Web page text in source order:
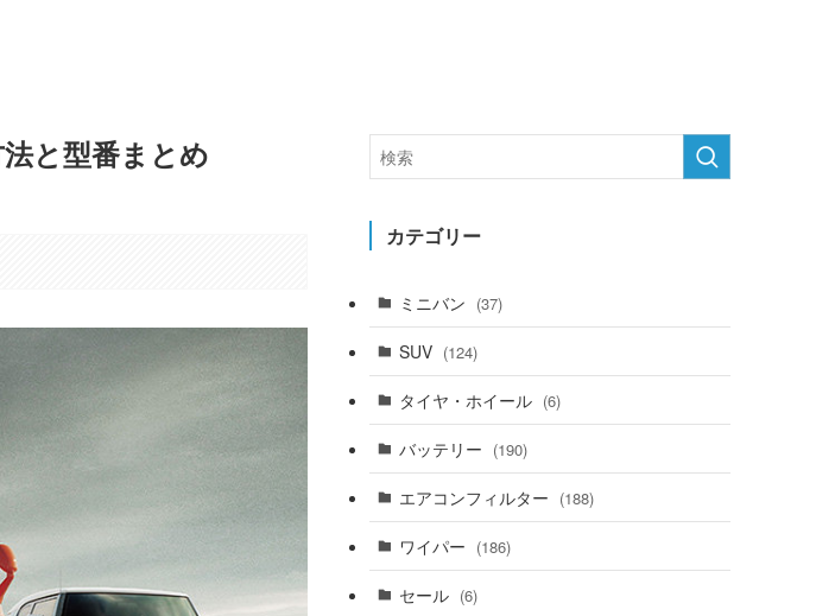
と型番まとめ
カテゴリー
ミニバン (37)
SUV (124)
タイヤ・ホイール (6)
バッテリー (190)
エアコンフィルター (188)
ワイパー (186)
セール (6)